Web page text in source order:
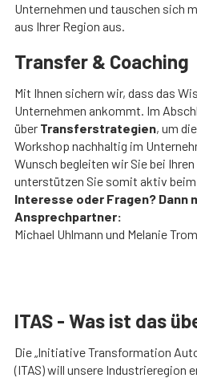
Unternehmen und tauschen sich
aus Ihrer Region aus.
Transfer & Coaching
Mit Ihnen sichern wir, dass das
Unternehmen ankommt. Im
über Transferstrategien, um
Workshop nachhaltig im
Wunsch begleiten wir Sie bei Ihren
unterstützen Sie somit aktiv beim
Interesse oder Fragen? Dann
Ansprechpartner:
Michael Uhlmann und Melanie
ITAS - Was ist das
Die „Initiative Transformation
(ITAS) will unsere Industrieregion